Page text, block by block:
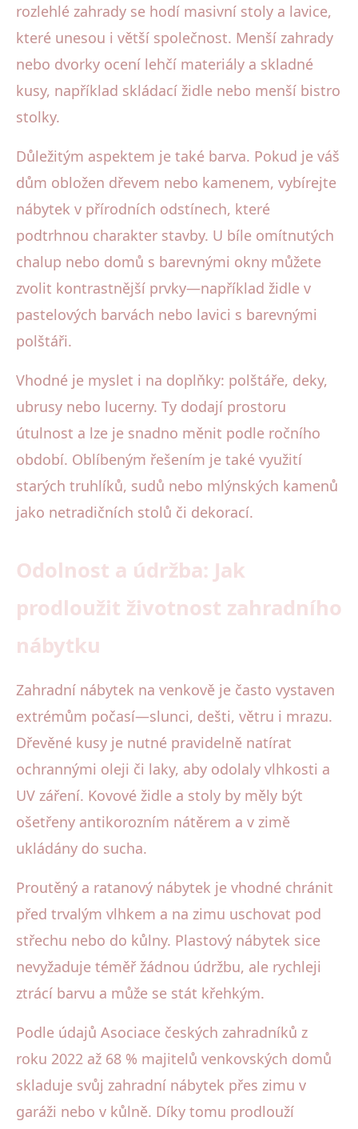
rozlehlé zahrady se hodí masivní stoly a lavice,
které unesou i větší společnost. Menší zahrady
nebo dvorky ocení lehčí materiály a skladné
kusy, například skládací židle nebo menší bistro
stolky.
Důležitým aspektem je také barva. Pokud je váš
dům obložen dřevem nebo kamenem, vybírejte
nábytek v přírodních odstínech, které
podtrhnou charakter stavby. U bíle omítnutých
chalup nebo domů s barevnými okny můžete
zvolit kontrastnější prvky—například židle v
pastelových barvách nebo lavici s barevnými
polštáři.
Vhodné je myslet i na doplňky: polštáře, deky,
ubrusy nebo lucerny. Ty dodají prostoru
útulnost a lze je snadno měnit podle ročního
období. Oblíbeným řešením je také využití
starých truhlíků, sudů nebo mlýnských kamenů
jako netradičních stolů či dekorací.
Odolnost a údržba: Jak
prodloužit životnost zahradního
nábytku
Zahradní nábytek na venkově je často vystaven
extrémům počasí—slunci, dešti, větru i mrazu.
Dřevěné kusy je nutné pravidelně natírat
ochrannými oleji či laky, aby odolaly vlhkosti a
UV záření. Kovové židle a stoly by měly být
ošetřeny antikorozním nátěrem a v zimě
ukládány do sucha.
Proutěný a ratanový nábytek je vhodné chránit
před trvalým vlhkem a na zimu uschovat pod
střechu nebo do kůlny. Plastový nábytek sice
nevyžaduje téměř žádnou údržbu, ale rychleji
ztrácí barvu a může se stát křehkým.
Podle údajů Asociace českých zahradníků z
roku 2022 až 68 % majitelů venkovských domů
skladuje svůj zahradní nábytek přes zimu v
garáži nebo v kůlně. Díky tomu prodlouží